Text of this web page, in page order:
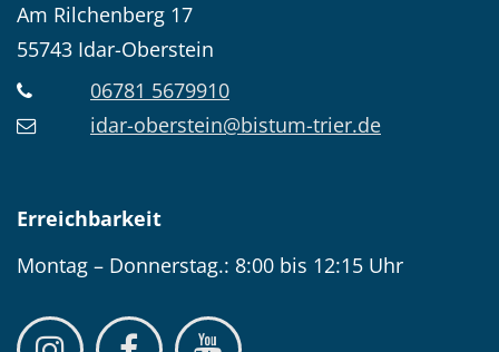
Am Rilchenberg 17
55743 Idar-Oberstein
06781 5679910
idar-oberstein@bistum-trier.de
Erreichbarkeit
Montag – Donnerstag.: 8:00 bis 12:15 Uhr